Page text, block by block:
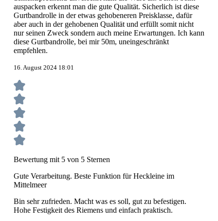
auspacken erkennt man die gute Qualität. Sicherlich ist diese
Gurtbandrolle in der etwas gehobeneren Preisklasse, dafür
aber auch in der gehobenen Qualität und erfüllt somit nicht
nur seinen Zweck sondern auch meine Erwartungen. Ich kann
diese Gurtbandrolle, bei mir 50m, uneingeschränkt
empfehlen.
16. August 2024 18:01
Bewertung mit 5 von 5 Sternen
Gute Verarbeitung. Beste Funktion für Heckleine im
Mittelmeer
Bin sehr zufrieden. Macht was es soll, gut zu befestigen.
Hohe Festigkeit des Riemens und einfach praktisch.